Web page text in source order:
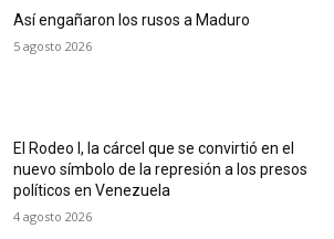
Así engañaron los rusos a Maduro
5 agosto 2026
El Rodeo I, la cárcel que se convirtió en el
nuevo símbolo de la represión a los presos
políticos en Venezuela
4 agosto 2026